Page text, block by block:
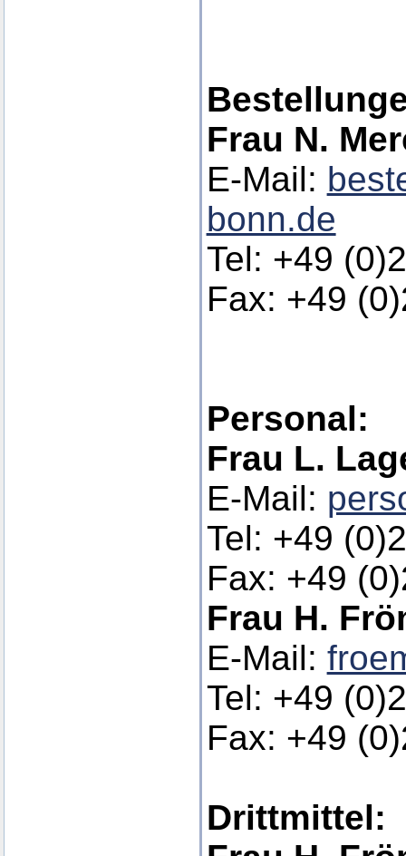
Frau N.
E-Mail:
bonn.de
Tel: +49
Fax: +49
Personal:
Frau L.
E-Mail:
Tel: +49
Fax: +49
Frau H.
E-Mail:
Tel: +49
Fax: +49
Drittmittel: